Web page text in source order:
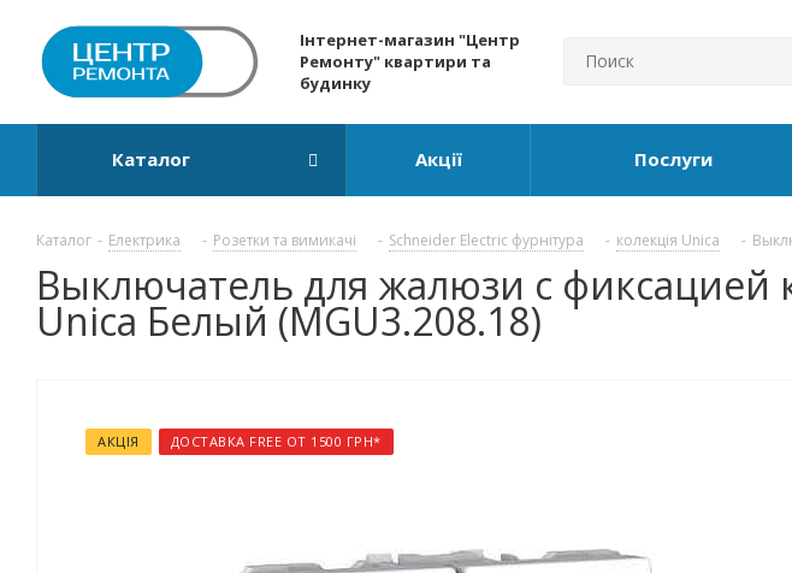
Інтернет-магазин "Центр
Ремонту" квартири та
будинку
Каталог Акції Послуги
Каталог - Електрика - Розетки та вимикачі - Schneider Electric фурнітура - колекція Unica -
Выключатель для жалюзи с фиксацией
Unica Белый (MGU3.208.18)
АКЦІЯ ДОСТАВКА FREE ОТ 1500 ГРН*